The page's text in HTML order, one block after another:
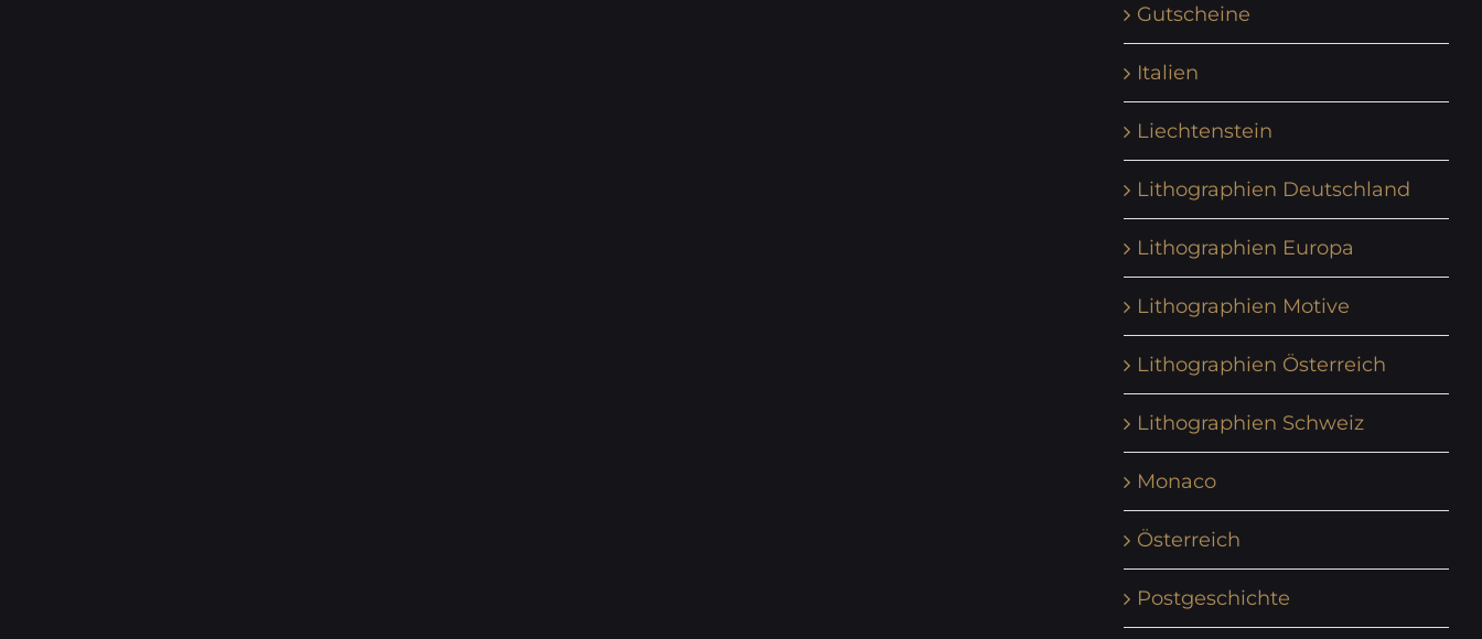
Gutscheine
Italien
Liechtenstein
Lithographien Deutschland
Lithographien Europa
Lithographien Motive
Lithographien Österreich
Lithographien Schweiz
Monaco
Österreich
Postgeschichte